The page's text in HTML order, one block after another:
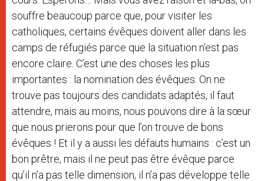
souffre beaucoup parce que, pour visiter les
catholiques, certains évêques doivent aller dans les
camps de réfugiés parce que la situation n’est pas
encore claire. C’est une des choses les plus
importantes : la nomination des évêques. On ne
trouve pas toujours des candidats adaptés, il faut
attendre, mais au moins, nous pouvons dire à la sœur
que nous prierons pour que l’on trouve de bons
évêques ! Et il y a aussi les défauts humains : c’est un
bon prêtre, mais il ne peut pas être évêque parce
qu’il n’a pas telle dimension, il n’a pas développe telle